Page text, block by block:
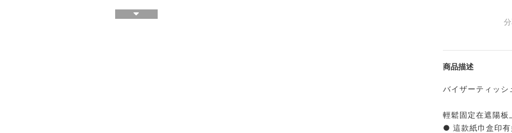
商品描述
バイザーティッ
輕鬆固定在遮陽
● 這款紙巾盒印有